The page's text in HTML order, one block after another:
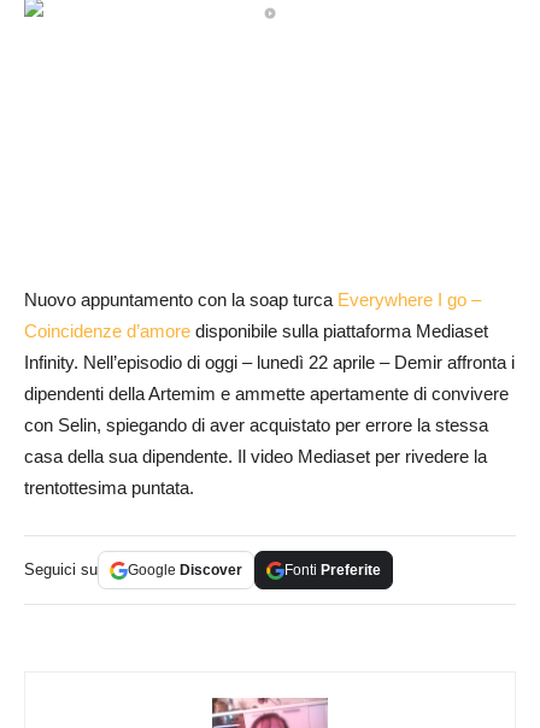
Nuovo appuntamento con la soap turca Everywhere I go –
Coincidenze d’amore disponibile sulla piattaforma Mediaset
Infinity. Nell’episodio di oggi – lunedì 22 aprile – Demir affronta i
dipendenti della Artemim e ammette apertamente di convivere
con Selin, spiegando di aver acquistato per errore la stessa
casa della sua dipendente. Il video Mediaset per rivedere la
trentottesima puntata.
Seguici su Google Discover Fonti Preferite